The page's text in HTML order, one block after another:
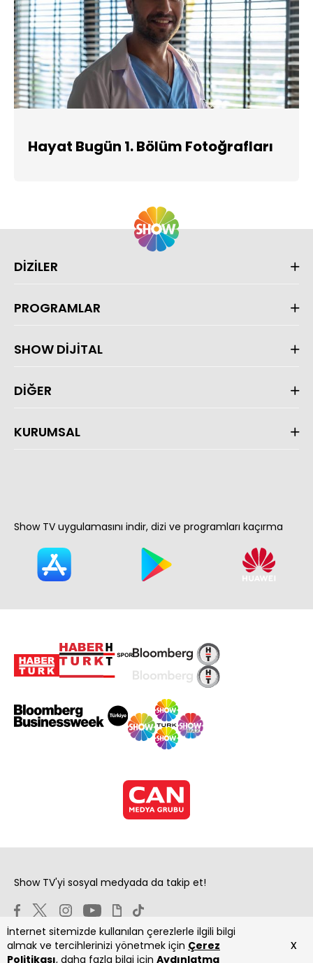
Hayat Bugün 1. Bölüm Fotoğrafları
İnternet sitemizde kullanılan çerezlerle ilgili bilgi
almak ve tercihlerinizi yönetmek için Çerez
Politikası, daha fazla bilgi için Aydınlatma
x
DİZİLER
PROGRAMLAR
SHOW DİJİTAL
DİĞER
KURUMSAL
Show TV uygulamasını indir, dizi ve programları kaçırma
Show TV'yi sosyal medyada da takip et!